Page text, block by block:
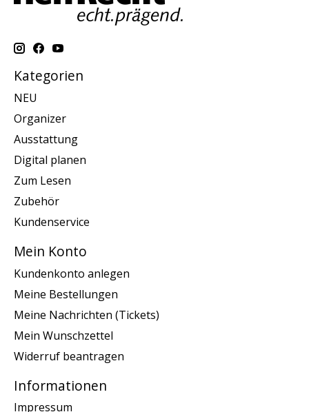
Kategorien
NEU
Organizer
Ausstattung
Digital planen
Zum Lesen
Zubehör
Kundenservice
Mein Konto
Kundenkonto anlegen
Meine Bestellungen
Meine Nachrichten (Tickets)
Mein Wunschzettel
Widerruf beantragen
Informationen
Impressum